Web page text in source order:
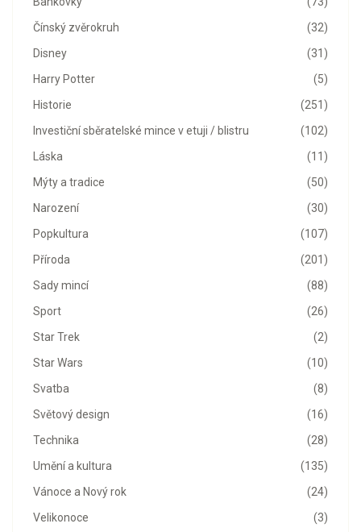
(32)
Čínský zvěrokruh
(31)
Disney
(5)
Harry Potter
(251)
Historie
(102)
Investiční sběratelské mince v etuji / blistru
(11)
Láska
(50)
Mýty a tradice
(30)
Narození
(107)
Popkultura
(201)
Příroda
(88)
Sady mincí
(26)
Sport
(2)
Star Trek
(10)
Star Wars
(8)
Svatba
(16)
Světový design
(28)
Technika
(135)
Umění a kultura
(24)
Vánoce a Nový rok
(3)
Velikonoce